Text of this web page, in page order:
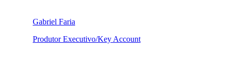
Gabriel Faria
Produtor Executivo/Key Account